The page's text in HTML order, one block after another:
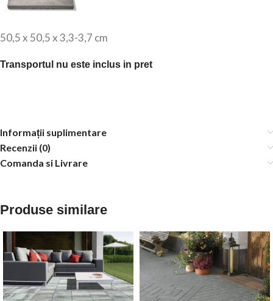
50,5 x 50,5 x 3,3-3,7 cm
Transportul nu este inclus in pret
Informații suplimentare
Recenzii (0)
Comanda si Livrare
Produse similare